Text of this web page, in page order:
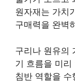
원자재는 가치
구매력을 완벽
구리나 원유의
기 흐름을 미
침반 역할을 수